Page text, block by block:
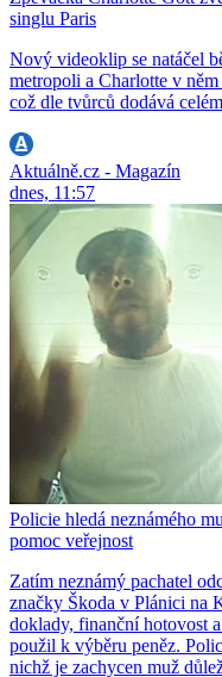
singlu Paris
Nový videoklip se natáčel
metropoli a Charlotte v
což dle tvůrců dodává
Aktuálně.cz - Magazín
dnes, 11:57
Policie hledá neznámého
pomoc veřejnost
Zatím neznámý pachatel
značky Škoda v Plánici na
doklady, finanční hotovost
použil k výběru peněz.
nichž je zachycen muž